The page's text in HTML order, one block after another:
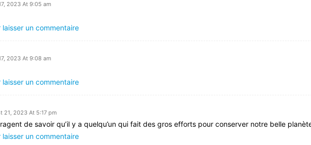
2023 At 9:05 am
un commentaire
2023 At 9:08 am
un commentaire
21, 2023 At 5:17 pm
de savoir qu’il y a quelqu’un qui fait des gros efforts pour conserver notre belle
un commentaire